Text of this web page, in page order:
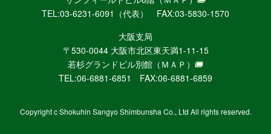
新
聞
社
ニ
ュ
ー
WEB
TEL:03-6231-6091（代表） FAX:03-5830-1570
大阪支局
〒530-0044 大阪市北区東天満1-11-15
若杉グランドビル別館 （ＭＡＰ）
TEL:06-6881-6851 FAX:06-6881-6859
Copyright c Shokuhin Sangyo Shimbunsha Co., Ltd All rights reserved.